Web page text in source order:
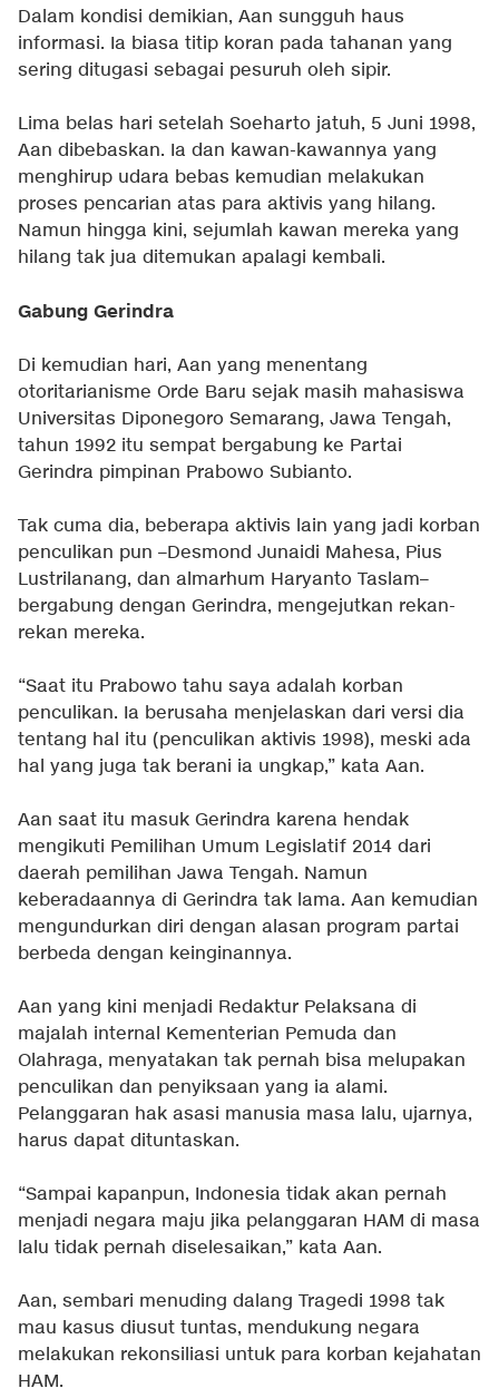
Dalam kondisi demikian, Aan sungguh haus
informasi. Ia biasa titip koran pada tahanan yang
sering ditugasi sebagai pesuruh oleh sipir.
Lima belas hari setelah Soeharto jatuh, 5 Juni 1998,
Aan dibebaskan. Ia dan kawan-kawannya yang
menghirup udara bebas kemudian melakukan
proses pencarian atas para aktivis yang hilang.
Namun hingga kini, sejumlah kawan mereka yang
hilang tak jua ditemukan apalagi kembali.
Gabung Gerindra
Di kemudian hari, Aan yang menentang
otoritarianisme Orde Baru sejak masih mahasiswa
Universitas Diponegoro Semarang, Jawa Tengah,
tahun 1992 itu sempat bergabung ke Partai
Gerindra pimpinan Prabowo Subianto.
Tak cuma dia, beberapa aktivis lain yang jadi korban
penculikan pun –Desmond Junaidi Mahesa, Pius
Lustrilanang, dan almarhum Haryanto Taslam–
bergabung dengan Gerindra, mengejutkan rekan-
rekan mereka.
“Saat itu Prabowo tahu saya adalah korban
penculikan. Ia berusaha menjelaskan dari versi dia
tentang hal itu (penculikan aktivis 1998), meski ada
hal yang juga tak berani ia ungkap,” kata Aan.
Aan saat itu masuk Gerindra karena hendak
mengikuti Pemilihan Umum Legislatif 2014 dari
daerah pemilihan Jawa Tengah. Namun
keberadaannya di Gerindra tak lama. Aan kemudian
mengundurkan diri dengan alasan program partai
berbeda dengan keinginannya.
Aan yang kini menjadi Redaktur Pelaksana di
majalah internal Kementerian Pemuda dan
Olahraga, menyatakan tak pernah bisa melupakan
penculikan dan penyiksaan yang ia alami.
Pelanggaran hak asasi manusia masa lalu, ujarnya,
harus dapat dituntaskan.
“Sampai kapanpun, Indonesia tidak akan pernah
menjadi negara maju jika pelanggaran HAM di masa
lalu tidak pernah diselesaikan,” kata Aan.
Aan, sembari menuding dalang Tragedi 1998 tak
mau kasus diusut tuntas, mendukung negara
melakukan rekonsiliasi untuk para korban kejahatan
HAM.